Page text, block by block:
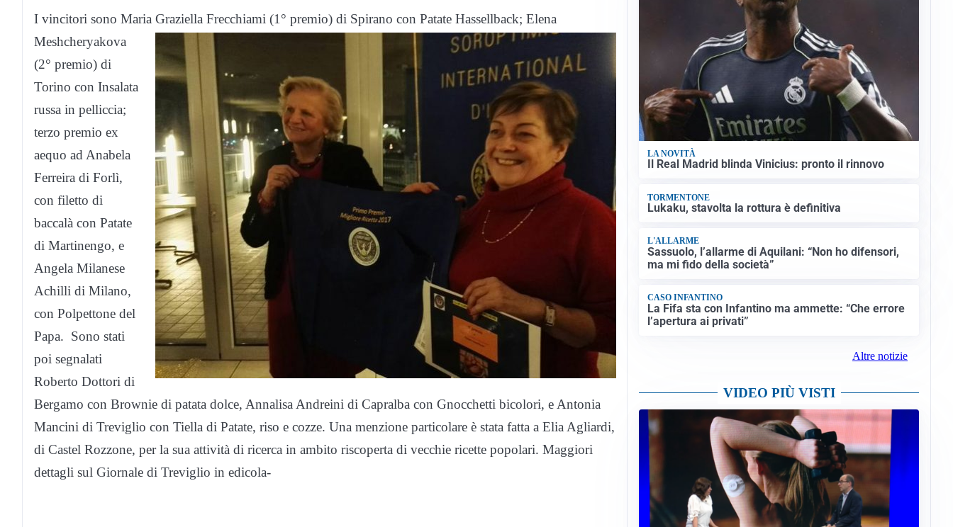
I vincitori sono Maria Graziella Frecchiami (1° premio) di Spirano con Patate Hassellback; Elena
Meshcheryakova
(2° premio) di
Torino con Insalata
russa in pelliccia;
terzo premio ex
aequo ad Anabela
Ferreira di Forlì,
con filetto di
baccalà con Patate
di Martinengo, e
Angela Milanese
Achilli di Milano,
con Polpettone del
Papa. Sono stati
poi segnalati
Roberto Dottori di
Bergamo con Brownie di patata dolce, Annalisa Andreini di Capralba con Gnocchetti bicolori, e Antonia
Mancini di Treviglio con Tiella di Patate, riso e cozze. Una menzione particolare è stata fatta a Elia Agliardi,
di Castel Rozzone, per la sua attività di ricerca in ambito riscoperta di vecchie ricette popolari. Maggiori
dettagli sul Giornale di Treviglio in edicola-
LA NOVITÀ
Il Real Madrid blinda Vinicius: pronto il rinnovo
TORMENTONE
Lukaku, stavolta la rottura è definitiva
L'ALLARME
Sassuolo, l’allarme di Aquilani: “Non ho difensori,
ma mi fido della società”
CASO INFANTINO
La Fifa sta con Infantino ma ammette: “Che errore
l’apertura ai privati”
Altre notizie
VIDEO PIÙ VISTI